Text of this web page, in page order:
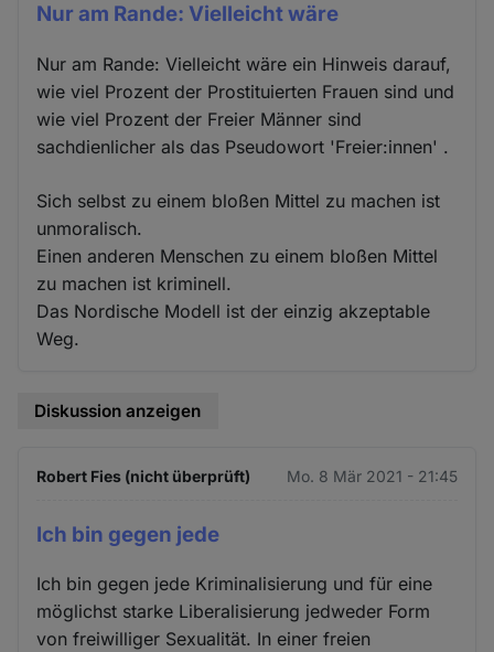
Nur am Rande: Vielleicht wäre
Nur am Rande: Vielleicht wäre ein Hinweis darauf,
wie viel Prozent der Prostituierten Frauen sind und
wie viel Prozent der Freier Männer sind
sachdienlicher als das Pseudowort 'Freier:innen' .
Sich selbst zu einem bloßen Mittel zu machen ist
unmoralisch.
Einen anderen Menschen zu einem bloßen Mittel
zu machen ist kriminell.
Das Nordische Modell ist der einzig akzeptable
Weg.
Diskussion anzeigen
Robert Fies (nicht überprüft) Mo. 8 Mär 2021 - 21:45
Ich bin gegen jede
Ich bin gegen jede Kriminalisierung und für eine
möglichst starke Liberalisierung jedweder Form
von freiwilliger Sexualität. In einer freien